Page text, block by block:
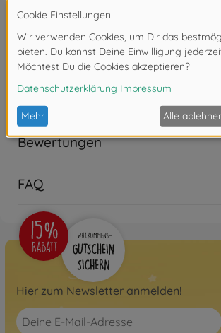
Für Jungen und Mädchen, Klein und
sollen Spaß haben und gefördert
Achtung!Nicht geeignet für
Jahren. Erstickungsgefahr
Bewertungen
FAQ
Hier zum Newsletter anmelden!